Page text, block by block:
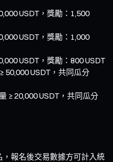
USDT，獎勵：1,500
USDT，獎勵：1,000
USDT，獎勵：800 USDT
50,000 USDT，共同瓜分
≥ 20,000 USDT，共同瓜分
報名後交易數據方可計入統